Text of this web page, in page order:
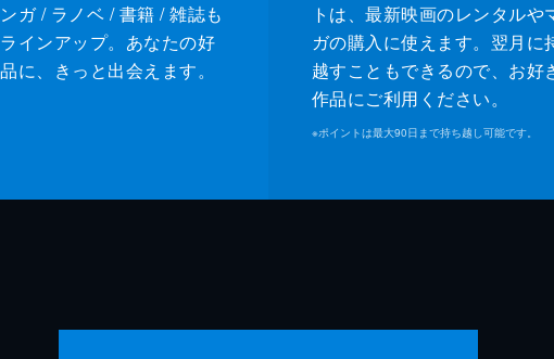
ガ / ラノベ / 書籍 / 雑誌も
インアップ。あなたの好
に、きっと出会えます。
トは、最新映画のレンタルや
ガの購入に使えます。翌月に
越すこともできるので、お好
作品にご利用ください。
※ポイントは最大90日まで持ち越し可能です。